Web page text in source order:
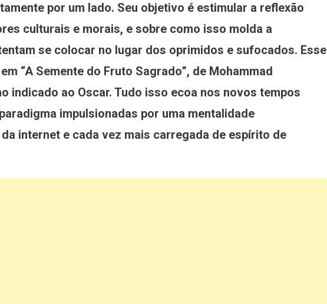
por um lado. Seu objetivo é estimular a reflexão
culturais e morais, e sobre como isso molda a
se colocar no lugar dos oprimidos e sufocados. Esse
“A Semente do Fruto Sagrado”, de Mohammad
indicado ao Oscar. Tudo isso ecoa nos novos tempos
impulsionadas por uma mentalidade
internet e cada vez mais carregada de espírito de